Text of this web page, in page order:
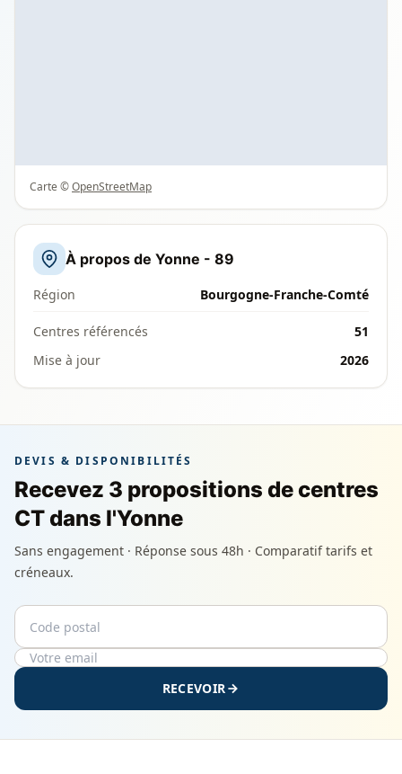
Carte ©OpenStreetMap
À propos de Yonne - 89
Région Bourgogne-Franche-Comté
Centres référencés
51
Mise à jour
2026
DEVIS & DISPONIBILITÉS
Recevez 3 propositions de centres
CT dans l'Yonne
Sans engagement · Réponse sous 48h · Comparatif tarifs et
créneaux.
Code postal
Email
RECEVOIR